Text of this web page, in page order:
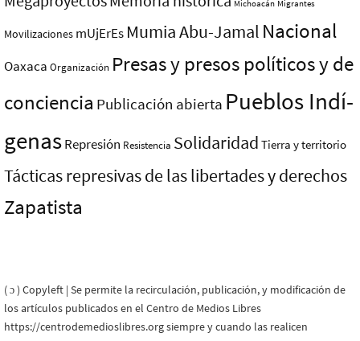
Michoacán Migrantes
Movilizaciones mUjErEs Mumia Abu-Jamal Nacional
Oaxaca Organización Presas y presos polí­ticos y de
conciencia Publicación abierta Pueblos Indí­
genasRepresión Resistencia Solidaridad Tierra y territorio
Tácticas represivas de las libertades y derechos
Zapatista
( ɔ ) Copyleft | Se permite la recirculación, publicación, y modificación de
los artículos publicados en el Centro de Medios Libres
https://centrodemedioslibres.org siempre y cuando las realicen